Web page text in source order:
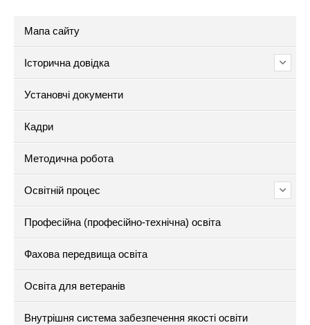
Мапа сайту
Історична довідка
Установчі документи
Кадри
Методична робота
Освітній процес
Професійна (професійно-технічна) освіта
Фахова передвища освіта
Освіта для ветеранів
Внутрішня система забезпечення якості освіти